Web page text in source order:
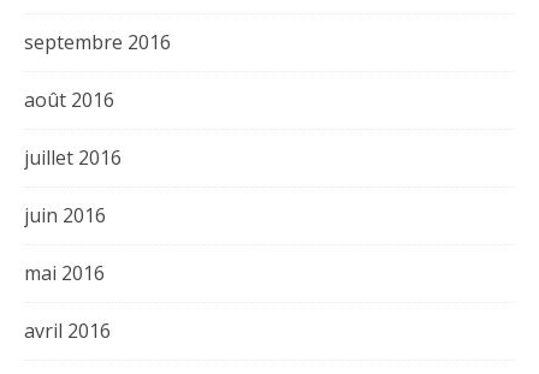
septembre 2016
août 2016
juillet 2016
juin 2016
mai 2016
avril 2016